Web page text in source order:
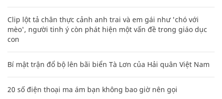
Clip lột tả chân thực cảnh anh trai và em gái như 'chó với
mèo', người tinh ý còn phát hiện một vấn đề trong giáo dục
con
Bí mật trận đổ bộ lên bãi biển Tà Lơn của Hải quân Việt Nam
20 số điện thoại ma ám bạn không bao giờ nên gọi